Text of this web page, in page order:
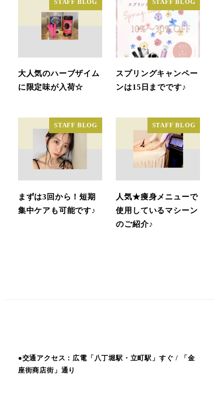
STAFF BLOG
大人気のハーブザイム
に限定味が入荷☆
STAFF BLOG
スプリングキャンペー
ンは15日までです♪
STAFF BLOG
まずは3回から！短期
集中ケアも可能です♪
STAFF BLOG
人気★痩身メニューで
使用しているマシーン
のご紹介♪
●交通アクセス：広電「八丁堀駅・立町駅」すぐ / 「金
座街商店街」通り